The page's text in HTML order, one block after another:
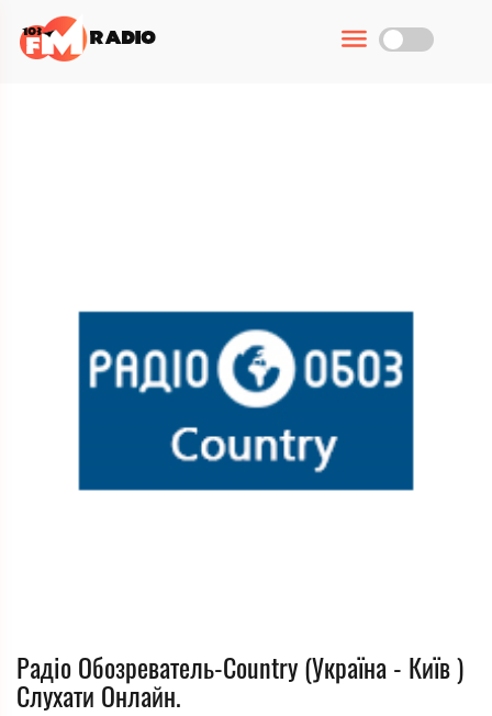
Радіо Обозреватель-Country (Україна - Київ )
Слухати Онлайн.